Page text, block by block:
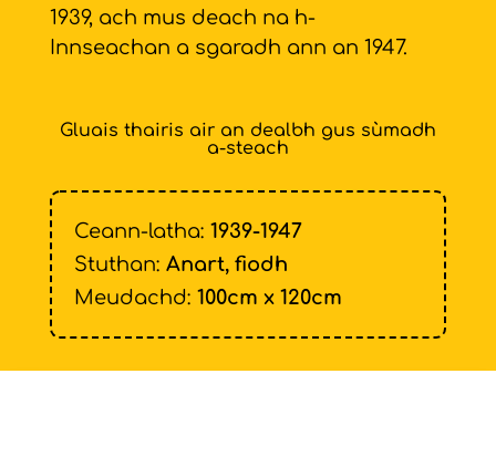
1939, ach mus deach na h-
Innseachan a sgaradh ann an 1947.
Gluais thairis air an dealbh gus sùmadh
a-steach
Ceann-latha: 1939-1947
Stuthan: Anart, fiodh
Meudachd: 100cm x 120cm